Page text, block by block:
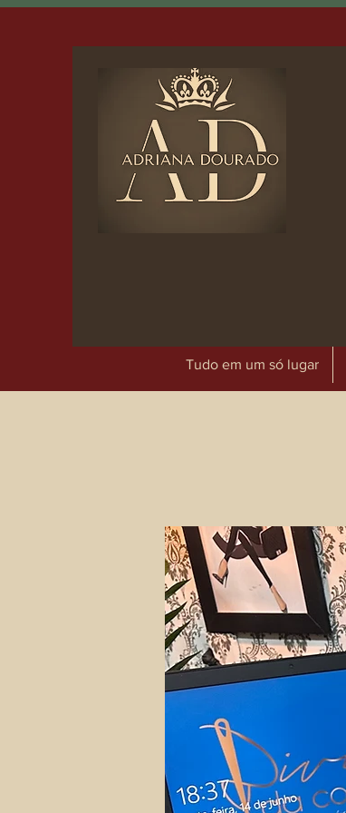
Tudo em um só lugar